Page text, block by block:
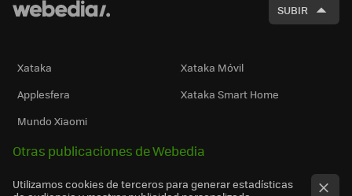
SUBIR
Xataka
Xataka Móvil
Applesfera
Xataka Smart Home
Mundo Xiaomi
Otras publicaciones de Webedia
Utilizamos cookies de terceros para generar estadísticas